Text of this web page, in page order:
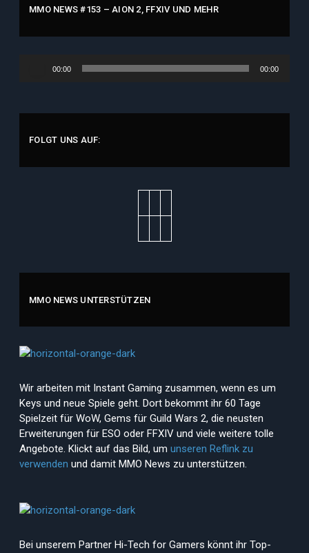
MMO NEWS #153 – AION 2, FFXIV UND MEHR
00:00 00:00
FOLGT UNS AUF:
MMO NEWS UNTERSTÜTZEN
Wir arbeiten mit Instant Gaming zusammen, wenn es um
Keys und neue Spiele geht. Dort bekommt ihr 60 Tage
Spielzeit für WoW, Gems für Guild Wars 2, die neusten
Erweiterungen für ESO oder FFXIV und viele weitere tolle
Angebote. Klickt auf das Bild, um unseren Reflink zu
verwenden und damit MMO News zu unterstützen.
Bei unserem Partner Hi-Tech for Gamers könnt ihr Top-